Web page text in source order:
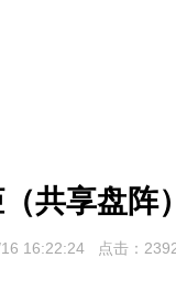
共享盘阵
16 16:22:24 点击：